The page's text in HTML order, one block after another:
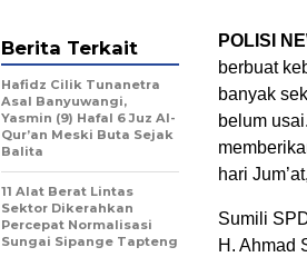
POLISI
berbuat
banyak
belum
hari
Sumili
H. Ahmad
Berita Terkait
Hafidz Cilik Tunanetra
Asal Banyuwangi,
Yasmin (9) Hafal 6 Juz Al-
Qur’an Meski Buta Sejak
Balita
11 Alat Berat Lintas
Sektor Dikerahkan
Percepat Normalisasi
Sungai Sipange Tapteng